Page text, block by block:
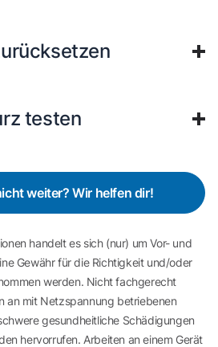
testen
weiter? Wir helfen dir!
handelt es sich (nur) um Vor- und
Gewähr für die Richtigkeit und/oder
werden. Nicht fachgerecht
an mit Netzspannung betriebenen
gesundheitliche Schädigungen
hervorrufen. Arbeiten an einem Gerät